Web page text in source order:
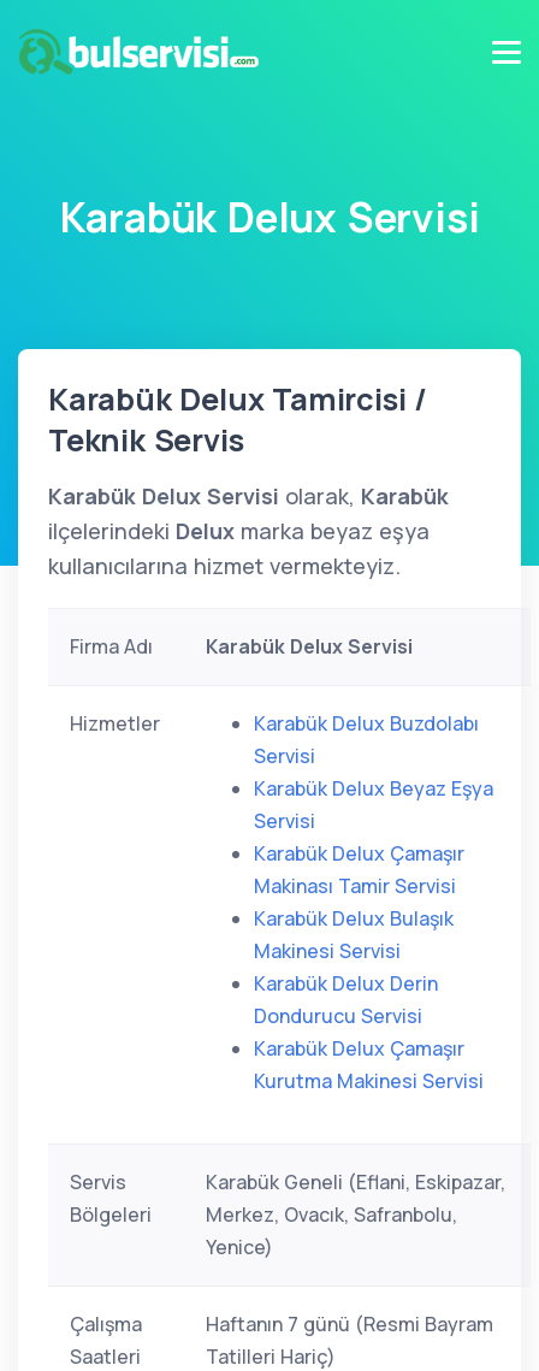
Karabük Delux Servisi
Karabük Delux Tamircisi /
Teknik Servis
Karabük Delux Servisi olarak, Karabük
ilçelerindeki Delux marka beyaz eşya
kullanıcılarına hizmet vermekteyiz.
Firma Adı Karabük Delux Servisi
Hizmetler
Karabük Delux Buzdolabı
Servisi
Karabük Delux Beyaz Eşya
Servisi
Karabük Delux Çamaşır
Makinası Tamir Servisi
Karabük Delux Bulaşık
Makinesi Servisi
Karabük Delux Derin
Dondurucu Servisi
Karabük Delux Çamaşır
Kurutma Makinesi Servisi
Servis
Bölgeleri
Karabük Geneli (Eflani, Eskipazar,
Merkez, Ovacık, Safranbolu,
Yenice)
Çalışma
Saatleri
Haftanın 7 günü (Resmi Bayram
Tatilleri Hariç)